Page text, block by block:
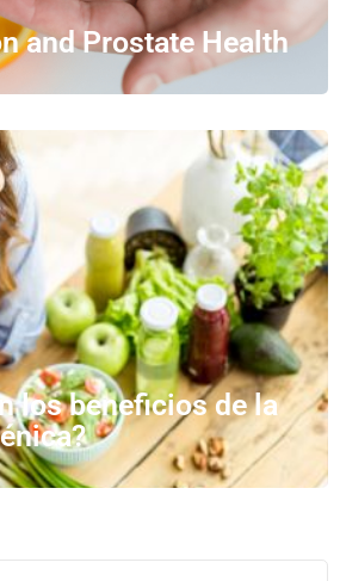
and Prostate Health
los beneficios de la